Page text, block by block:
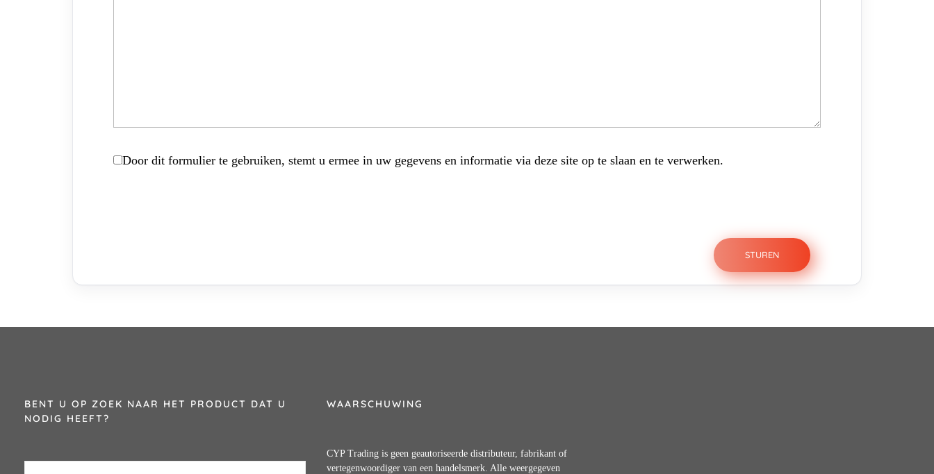
Door dit formulier te gebruiken, stemt u ermee in uw gegevens en informatie via deze site op te slaan en te verwerken.
BENT U OP ZOEK NAAR HET PRODUCT DAT U
NODIG HEEFT?
WAARSCHUWING
CYP Trading is geen geautoriseerde distributeur, fabrikant of
vertegenwoordiger van een handelsmerk. Alle weergegeven